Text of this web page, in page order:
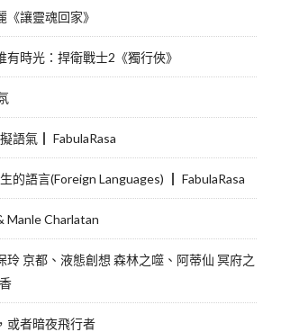
讓靈魂回家》
有時光：捍衛戰士2《獨行俠》
語氣┃ FabulaRasa
的語言(Foreign Languages) ┃ FabulaRasa
Charlatan
京都、液態創想 森林之噬、阿蒂仙 冥府之
或者暗夜飛行者